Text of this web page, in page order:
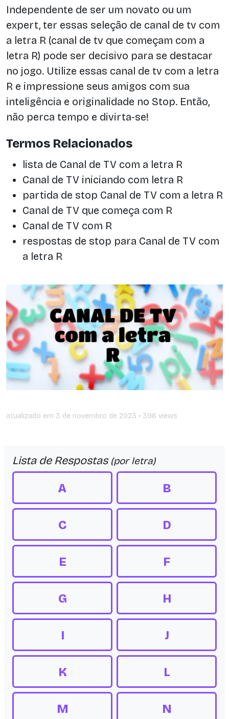
Independente de ser um novato ou um
expert, ter essas seleção de canal de tv com
a letra R (canal de tv que começam com a
letra R) pode ser decisivo para se destacar
no jogo. Utilize essas canal de tv com a letra
R e impressione seus amigos com sua
inteligência e originalidade no Stop. Então,
não perca tempo e divirta-se!
Termos Relacionados
lista de Canal de TV com a letra R
Canal de TV iniciando com letra R
partida de stop Canal de TV com a letra R
Canal de TV que começa com R
Canal de TV com R
respostas de stop para Canal de TV com
a letra R
atualizado em 3 de novembro de 2023 • 396 views
Lista de Respostas (por letra)
A B
C D
E F
G H
I J
K L
M N